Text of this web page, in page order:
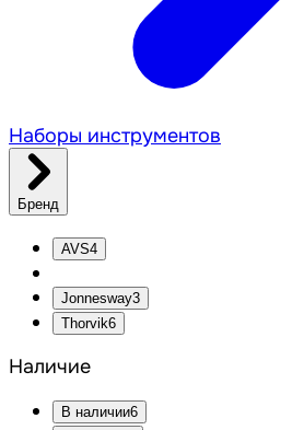
Наборы инструментов
Бренд
AVS4
Jonnesway3
Thorvik6
Наличие
В наличии6